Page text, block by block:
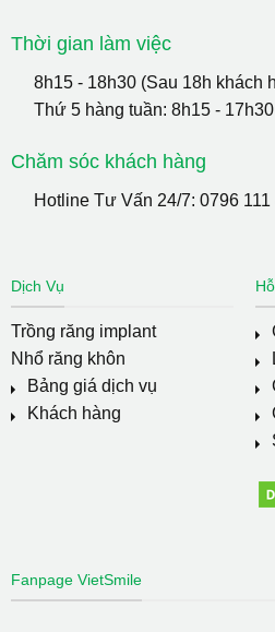
Thời gian làm việc
8h15 - 18h30 (Sau 18h khách
Thứ 5 hàng tuần: 8h15 - 17h30
Chăm sóc khách hàng
Hotline Tư Vấn 24/7: 0796 111
Dịch Vụ
Trồng răng implant
Nhổ răng khôn
Bảng giá dịch vụ
Khách hàng
Fanpage VietSmile